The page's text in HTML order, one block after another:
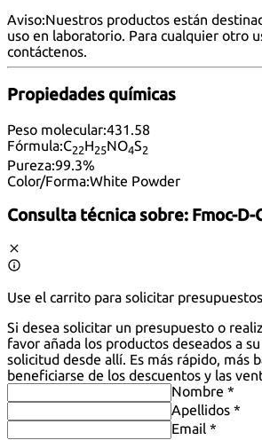
Aviso:Nuestros productos están
uso en laboratorio. Para cualquier otro
contáctenos.
Propiedades químicas
Peso molecular:431.58
Fórmula:C22H25NO4S2
Pureza:99.3%
Color/Forma:White Powder
Consulta técnica sobre: Fmoc-D-
Use el carrito para solicitar
Si desea solicitar un presupuesto o
favor añada los productos deseados a
solicitud desde allí. Es más rápido, más
beneficiarse de los descuentos y las
Nombre *
Apellidos *
Email *